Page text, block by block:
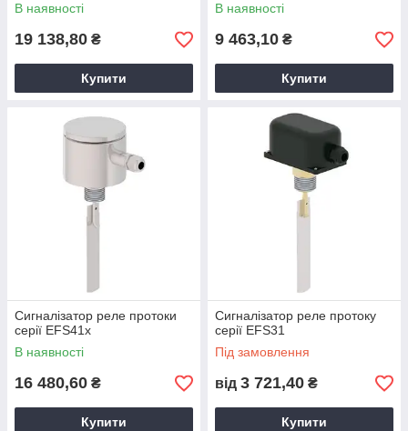
В наявності
19 138,80 ₴
Купити
В наявності
9 463,10 ₴
Купити
Сигналізатор реле протоки
серії EFS41x
В наявності
16 480,60 ₴
Купити
Сигналізатор реле протоку
серії EFS31
Під замовлення
від 3 721,40 ₴
Купити